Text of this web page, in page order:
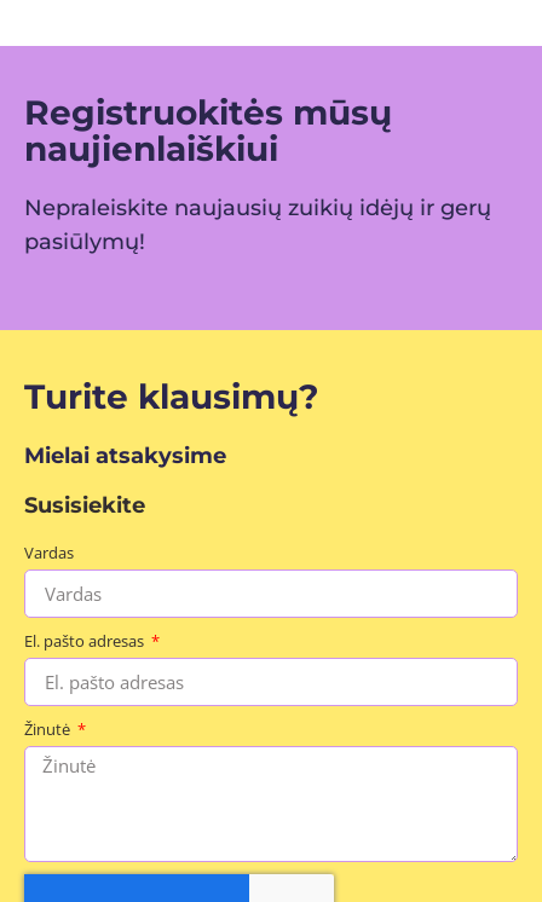
Registruokitės mūsų
naujienlaiškiui
Nepraleiskite naujausių zuikių idėjų ir gerų
pasiūlymų!
Turite klausimų?
Mielai atsakysime
Susisiekite
Vardas
El. pašto adresas
Žinutė